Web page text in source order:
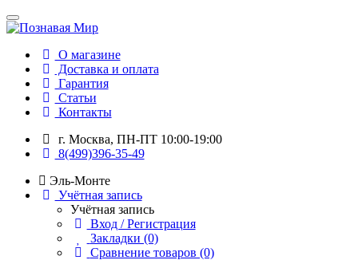
О магазине
Доставка и оплата
Гарантия
Статьи
Контакты
г. Москва, ПН-ПТ 10:00-19:00
8(499)396-35-49
Эль-Монте
Учётная запись
Учётная запись
Вход / Регистрация
Закладки (0)
Сравнение товаров (0)